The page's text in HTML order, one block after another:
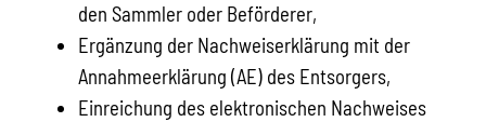
den Sammler oder Beförderer,
Ergänzung der Nachweiserklärung mit der
Annahmeerklärung (AE) des Entsorgers,
Einreichung des elektronischen Nachweises